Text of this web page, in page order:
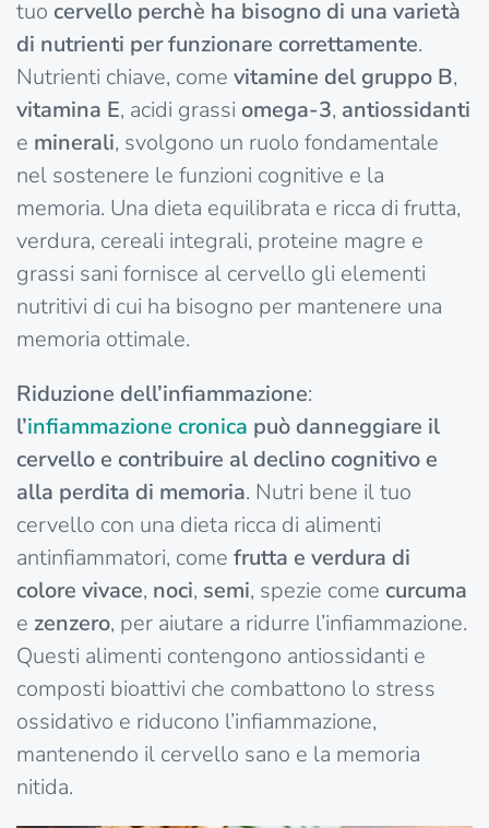
tuo cervello perchè ha bisogno di una varietà
di nutrienti per funzionare correttamente.
Nutrienti chiave, come vitamine del gruppo B,
vitamina E, acidi grassi omega-3, antiossidanti
e minerali, svolgono un ruolo fondamentale
nel sostenere le funzioni cognitive e la
memoria. Una dieta equilibrata e ricca di frutta,
verdura, cereali integrali, proteine magre e
grassi sani fornisce al cervello gli elementi
nutritivi di cui ha bisogno per mantenere una
memoria ottimale.
Riduzione dell’infiammazione:
l’infiammazione cronica può danneggiare il
cervello e contribuire al declino cognitivo e
alla perdita di memoria. Nutri bene il tuo
cervello con una dieta ricca di alimenti
antinfiammatori, come frutta e verdura di
colore vivace, noci, semi, spezie come curcuma
e zenzero, per aiutare a ridurre l’infiammazione.
Questi alimenti contengono antiossidanti e
composti bioattivi che combattono lo stress
ossidativo e riducono l’infiammazione,
mantenendo il cervello sano e la memoria
nitida.